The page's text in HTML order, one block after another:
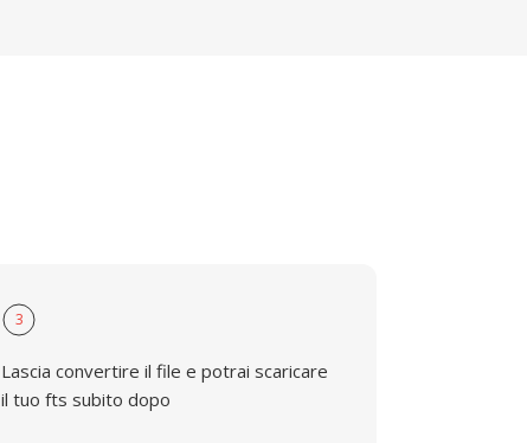
3
Lascia convertire il file e potrai scaricare
il tuo fts subito dopo